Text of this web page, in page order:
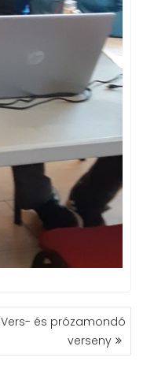
Vers- és prózamondó
verseny